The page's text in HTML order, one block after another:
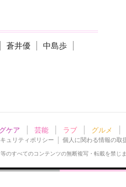
蒼井優
中島歩
ケア 芸能 ラブ グルメ
ュリティポリシー 個人に関わる情報の取
のすべてのコンテンツの無断複写・転載を禁じ